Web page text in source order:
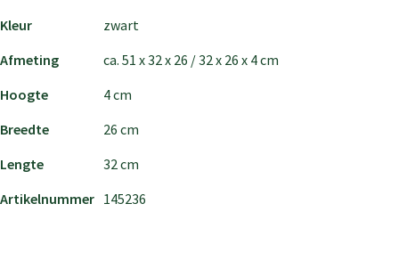
Kleur
zwart
Afmeting
ca. 51 x 32 x 26 / 32 x 26 x 4 cm
Hoogte
4 cm
Breedte
26 cm
Lengte
32 cm
Artikelnummer 145236